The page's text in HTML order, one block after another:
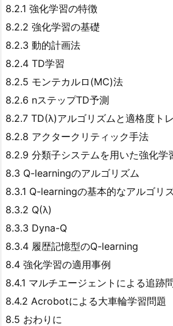
8.2.1 強化学習の特徴
8.2.2 強化学習の基礎
8.2.3 動的計画法
8.2.4 TD学習
8.2.5 モンテカルロ(MC)法
8.2.6 nステップTD予測
8.2.7 TD(λ)アルゴリズムと適格度ト
8.2.8 アクタークリティック手法
8.2.9 分類子システムを用いた強化学
8.3 Q-learningのアルゴリズム
8.3.1 Q-learningの基本的なアルゴリ
8.3.2 Q(λ)
8.3.3 Dyna-Q
8.3.4 履歴記憶型のQ-learning
8.4 強化学習の適用事例
8.4.1 マルチエージェントによる追跡
8.4.2 Acrobotによる大車輪学習問題
8.5 おわりに